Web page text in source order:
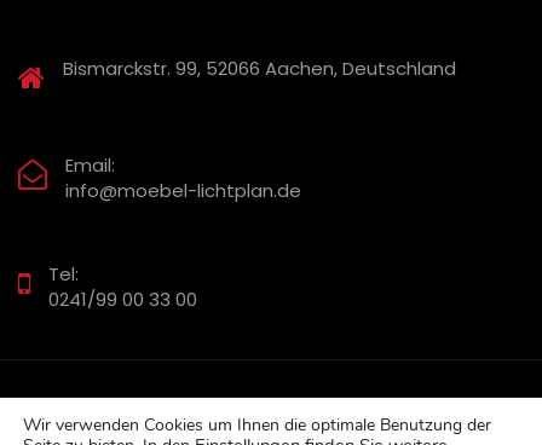
Bismarckstr. 99, 52066 Aachen, Deutschland
Email:
info@moebel-lichtplan.de
Tel:
0241/99 00 33 00
Wir verwenden Cookies um Ihnen die optimale Benutzung der